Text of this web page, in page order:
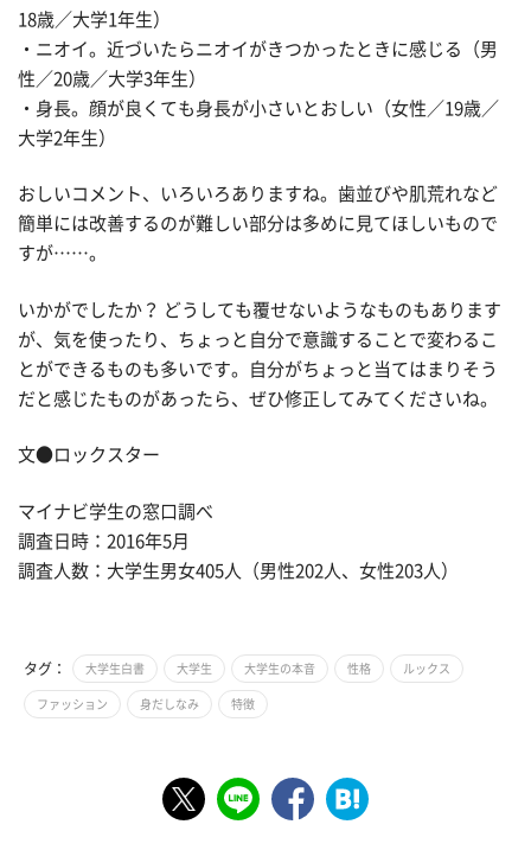
18歳／大学1年生）
・ニオイ。近づいたらニオイがきつかったときに感じる（男
性／20歳／大学3年生）
・身長。顔が良くても身長が小さいとおしい（女性／19歳／
大学2年生）
おしいコメント、いろいろありますね。歯並びや肌荒れなど
簡単には改善するのが難しい部分は多めに見てほしいもので
すが……。
いかがでしたか？ どうしても覆せないようなものもあります
が、気を使ったり、ちょっと自分で意識することで変わるこ
とができるものも多いです。自分がちょっと当てはまりそう
だと感じたものがあったら、ぜひ修正してみてくださいね。
文●ロックスター
マイナビ学生の窓口調べ
調査日時：2016年5月
調査人数：大学生男女405人（男性202人、女性203人）
タグ： 大学生白書 大学生 大学生の本音 性格 ルックス
ファッション 身だしなみ 特徴